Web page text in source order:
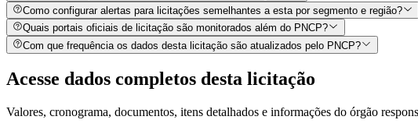
Como configurar alertas para licitações semelhantes a esta por segmento e região?
Quais portais oficiais de licitação são monitorados além do PNCP?
Com que frequência os dados desta licitação são atualizados pelo PNCP?
Acesse dados completos desta licitação
Valores, cronograma, documentos, itens detalhados e informações do órgão